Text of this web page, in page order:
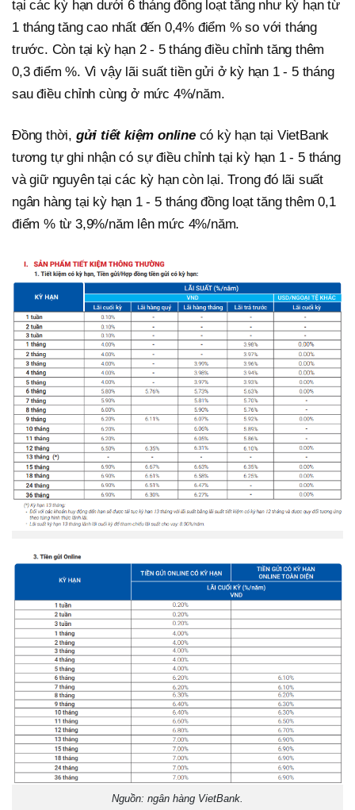
tại các kỳ hạn dưới 6 tháng đồng loạt tăng như kỳ hạn từ
1 tháng tăng cao nhất đến 0,4% điểm % so với tháng
trước. Còn tại kỳ hạn 2 - 5 tháng điều chỉnh tăng thêm
0,3 điểm %. Vì vậy lãi suất tiền gửi ở kỳ hạn 1 - 5 tháng
sau điều chỉnh cùng ở mức 4%/năm.
Đồng thời, gửi tiết kiệm onlinecó kỳ hạn tại VietBank
tương tự ghi nhận có sự điều chỉnh tại kỳ hạn 1 - 5 tháng
và giữ nguyên tại các kỳ hạn còn lại. Trong đó lãi suất
ngân hàng tại kỳ hạn 1 - 5 tháng đồng loạt tăng thêm 0,1
điểm % từ 3,9%/năm lên mức 4%/năm.
Nguồn: ngân hàng VietBank.